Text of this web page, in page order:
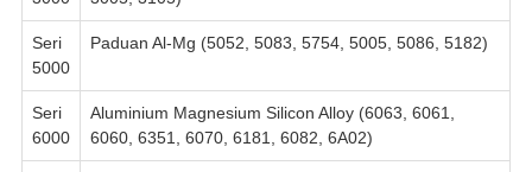
Seri
5000
Paduan Al-Mg (5052, 5083, 5754, 5005, 5086, 5182)
Seri
6000
Aluminium Magnesium Silicon Alloy (6063, 6061,
6060, 6351, 6070, 6181, 6082, 6A02)